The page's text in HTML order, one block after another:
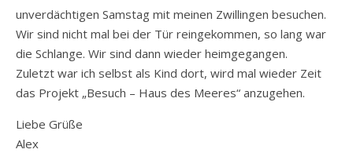
unverdächtigen Samstag mit meinen Zwillingen besuchen.
Wir sind nicht mal bei der Tür reingekommen, so lang war
die Schlange. Wir sind dann wieder heimgegangen.
Zuletzt war ich selbst als Kind dort, wird mal wieder Zeit
das Projekt „Besuch – Haus des Meeres“ anzugehen.
Liebe Grüße
Alex